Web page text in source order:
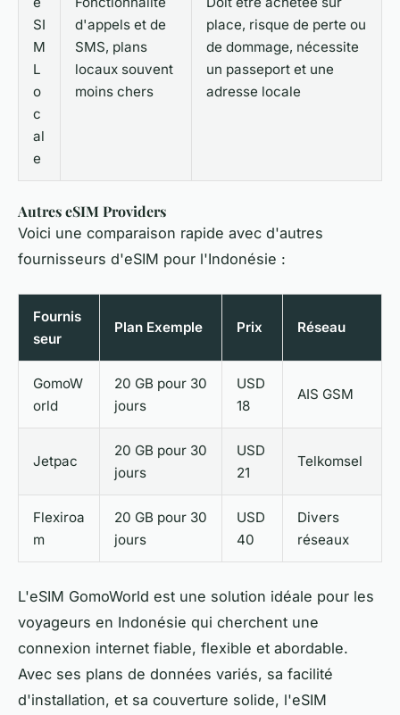
SI
M
L
o
c
al
e
d'appels et de
SMS, plans
locaux souvent
moins chers
place, risque de perte ou
de dommage, nécessite
un passeport et une
adresse locale
Autres eSIM Providers
Voici une comparaison rapide avec d'autres
fournisseurs d'eSIM pour l'Indonésie :
Fournis
seur
Plan Exemple Prix Réseau
GomoW
orld
20 GB pour 30
jours
USD
18
AIS GSM
Jetpac
20 GB pour 30
jours
USD
21
Telkomsel
Flexiroa
m
20 GB pour 30
jours
USD
40
Divers
réseaux
L'eSIM GomoWorld est une solution idéale pour les
voyageurs en Indonésie qui cherchent une
connexion internet fiable, flexible et abordable.
Avec ses plans de données variés, sa facilité
d'installation, et sa couverture solide, l'eSIM